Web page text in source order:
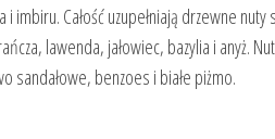
imbiru. Całość uzupełniają drzewne
lawenda, jałowiec, bazylia i anyż.
sandałowe, benzoes i białe piżmo.